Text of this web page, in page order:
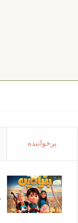
پرخواننده